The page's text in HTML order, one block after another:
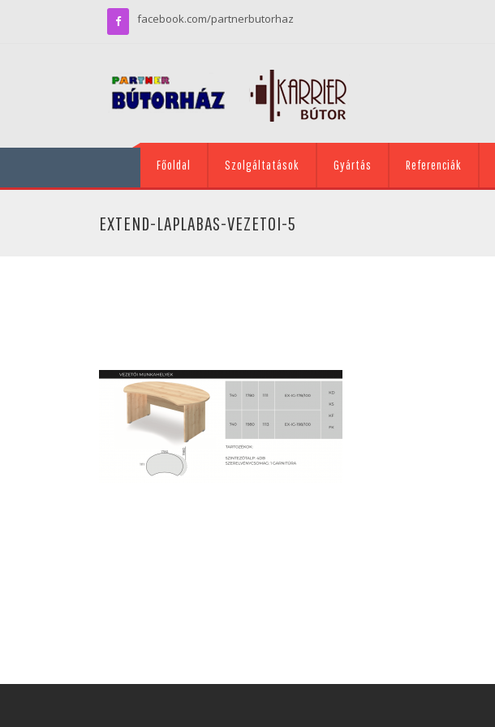
facebook.com/partnerbutorhaz
Főoldal Szolgáltatások Gyártás Referenciák
EXTEND-LAPLABAS-VEZETOI-5